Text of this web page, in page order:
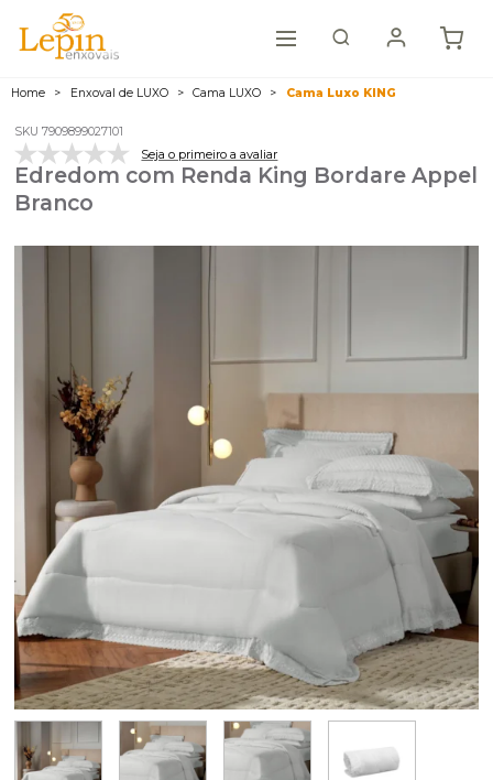
Home Enxoval de LUXO Cama LUXO Cama Luxo KING
SKU 7909899027101
Seja o primeiro a avaliar
Edredom com Renda King Bordare Appel
Branco